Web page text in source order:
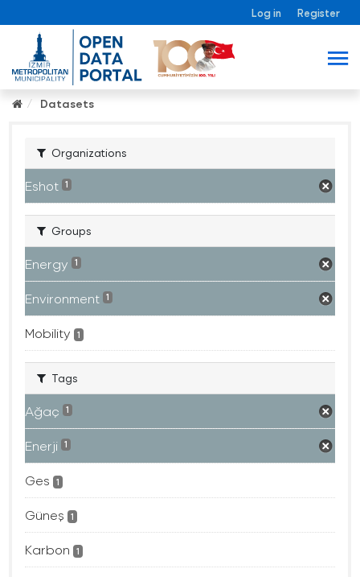
Log in Register
Datasets
Organizations
Eshot 1
Groups
Energy 1
Environment 1
Mobility 1
Tags
Ağaç 1
Enerji 1
Ges 1
Güneş 1
Karbon 1